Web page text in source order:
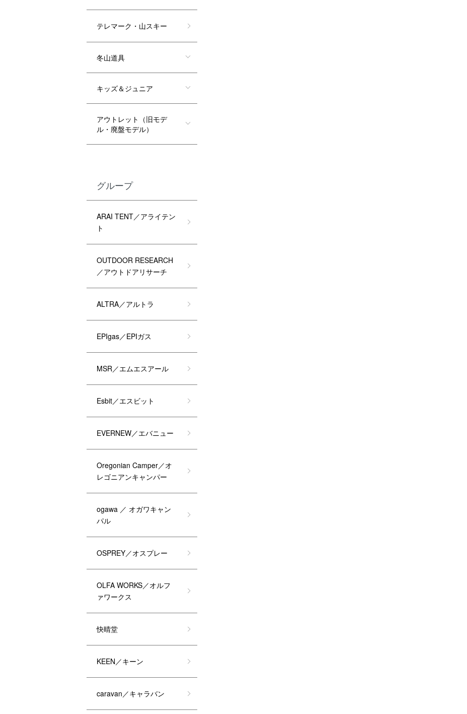
テレマーク・山スキー
冬山道具
キッズ＆ジュニア
アウトレット（旧モデ
ル・廃盤モデル）
グループ
ARAI TENT／アライテン
ト
OUTDOOR RESEARCH
／アウトドアリサーチ
ALTRA／アルトラ
EPIgas／EPIガス
MSR／エムエスアール
Esbit／エスビット
EVERNEW／エバニュー
Oregonian Camper／オ
レゴニアンキャンパー
ogawa ／ オガワキャン
パル
OSPREY／オスプレー
OLFA WORKS／オルフ
ァワークス
快晴堂
KEEN／キーン
caravan／キャラバン